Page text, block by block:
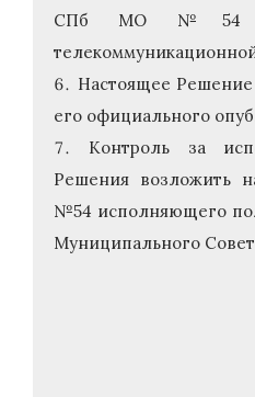
СПб МО №54 в
Настоящее Решение
его официального
Контроль за
Решения
№54 исполняющего
Муниципального